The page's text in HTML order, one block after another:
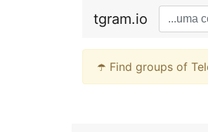
tgram.io
☂️ Find groups of